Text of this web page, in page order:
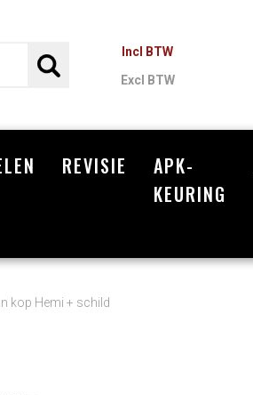
Incl BTW
Excl BTW
Winkelwagen
REVISIE
APK-
KEURING
kop Hemi + schild